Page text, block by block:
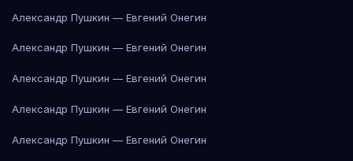
Александр Пушкин — Евгений Онегин
Александр Пушкин — Евгений Онегин
Александр Пушкин — Евгений Онегин
Александр Пушкин — Евгений Онегин
Александр Пушкин — Евгений Онегин